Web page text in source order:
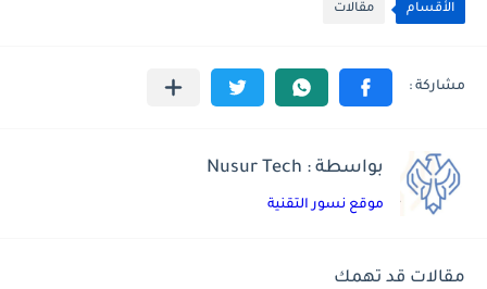
الأقسام مقالات
بواسطة : Nusur Tech
موقع نسور التقنية
مقالات قد تهمك